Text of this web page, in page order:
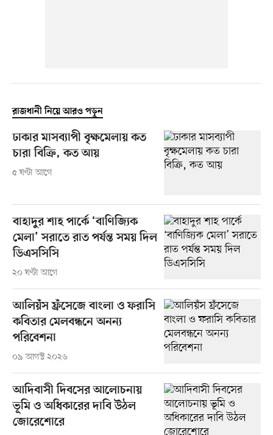
রাজধানী নিয়ে আরও পড়ুন
ঢাকার মাসব্যাপী বৃক্ষমেলায় কত
চারা বিক্রি, কত আয়
৫ ঘণ্টা আগে
বাহাদুর শাহ পার্কে ‘বাণিজ্যিক
মেলা’ সরাতে রাত পর্যন্ত সময় দিল
ডিএসসিসি
২০ ঘণ্টা আগে
আলিয়ঁস ফ্রঁসেজে বাংলা ও ফরাসি
কবিতার মেলবন্ধনে অনন্য
পরিবেশনা
০৯ আগস্ট ২০২৬
আদিবাসী দিবসের আলোচনায়
ভূমি ও অধিকারের দাবি উঠল
জোরেশোরে